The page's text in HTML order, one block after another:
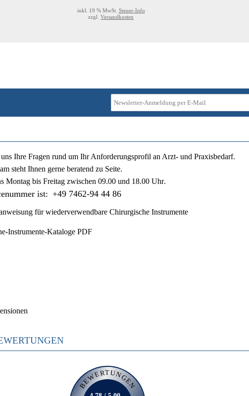
inkl. 19 % MwSt. Steuer-Info
zzgl. Versandkosten
Ihre Fragen rund um Ihr Anforderungsprofil an Arzt- und Praxisbedarf.
steht Ihnen gerne beratend zu Seite.
Montag bis Freitag zwischen 09.00 und 18.00 Uhr.
ist: +49 7462-94 44 86
für wiederverwendbare Chirurgische Instrumente
Instrumente-Kataloge PDF
BEWERTUNGEN